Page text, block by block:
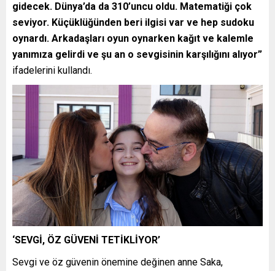
gidecek. Dünya’da da 310’uncu oldu. Matematiği çok
seviyor. Küçüklüğünden beri ilgisi var ve hep sudoku
oynardı. Arkadaşları oyun oynarken kağıt ve kalemle
yanımıza gelirdi ve şu an o sevgisinin karşılığını alıyor”
ifadelerini kullandı.
‘SEVGİ, ÖZ GÜVENİ TETİKLİYOR’
Sevgi ve öz güvenin önemine değinen anne Saka,